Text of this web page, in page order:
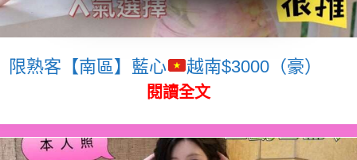
限熟客【南區】藍心 越南$3000（豪）
閱讀全文